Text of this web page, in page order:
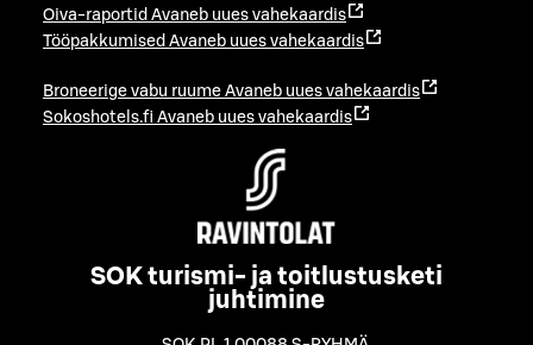
Oiva-raportid Avaneb uues vahekaardis
Tööpakkumised Avaneb uues vahekaardis
Broneerige vabu ruume Avaneb uues vahekaardis
Sokoshotels.fi Avaneb uues vahekaardis
SOK turismi- ja toitlustusketi
juhtimine